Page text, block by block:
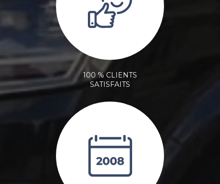
100 % CLIENTS
SATISFAITS